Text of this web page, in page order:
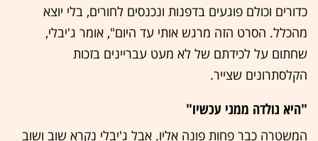
כדורים וכולם פוגעים בדפנות ונכנסים לחורים, בלי יוצא
מהכלל. הסרט הזה מרגש אותי עד היום", אומר ג'יבלי,
שחתום על לכידתם של לא מעט עבריינים בזכות
הקלסתרונים שצייר.
"היא נולדה ממני עכשיו"
המשטרה כבר פחות פונה אליו. אבל ג'יבלי נקרא שוב ושוב